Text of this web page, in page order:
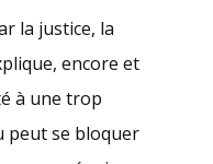
la justice, la
encore et
à une trop
peut se bloquer